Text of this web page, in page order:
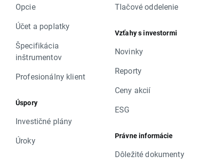
Opcie
Účet a poplatky
Špecifikácia
inštrumentov
Profesionálny klient
Úspory
Investičné plány
Úroky
Tlačové oddelenie
Vzťahy s investormi
Novinky
Reporty
Ceny akcií
ESG
Právne informácie
Dôležité dokumenty